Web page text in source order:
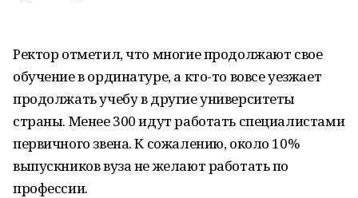
Ректор отметил, что многие продолжают свое
обучение в ординатуре, а кто-то вовсе уезжает
продолжать учебу в другие университеты
страны. Менее 300 идут работать специалистами
первичного звена. К сожалению, около 10%
выпускников вуза не желают работать по
профессии.